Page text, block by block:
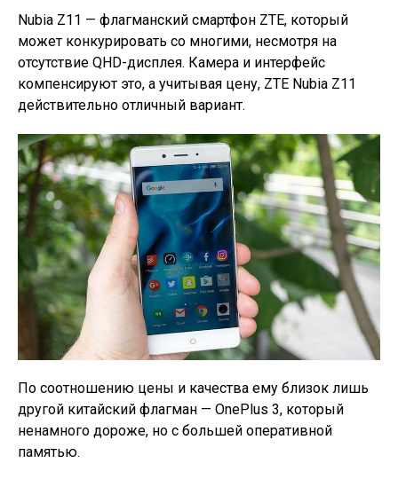
Nubia Z11 — флагманский смартфон ZTE, который
может конкурировать со многими, несмотря на
отсутствие QHD-дисплея. Камера и интерфейс
компенсируют это, а учитывая цену, ZTE Nubia Z11
действительно отличный вариант.
По соотношению цены и качества ему близок лишь
другой китайский флагман — OnePlus 3, который
ненамного дороже, но с большей оперативной
памятью.